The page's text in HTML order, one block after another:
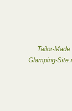
Tailor-
Glamping-